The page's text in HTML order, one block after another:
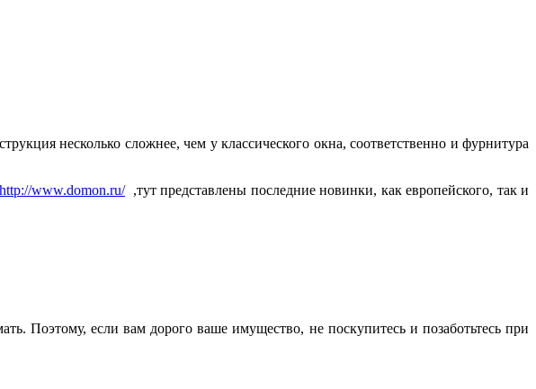
несколько сложнее, чем у классического окна, соответственно и фурнитура
http://www.domon.ru/,тут представлены последние новинки, как европейского, так и
Поэтому, если вам дорого ваше имущество, не поскупитесь и позаботьтесь при